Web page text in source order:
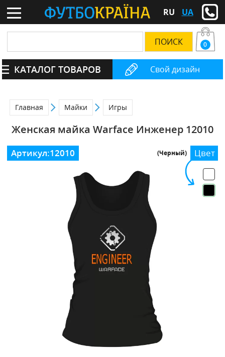
RU UA
Свой дизайн
0
КАТАЛОГ ТОВАРОВ
Главная Майки Игры
Женская майка Warface Инженер 12010
Цвет
(Черный)
Артикул:12010